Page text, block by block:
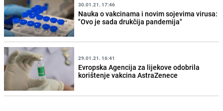
30.01.21. 17:46
Nauka o vakcinama i novim sojevima virusa:
"Ovo je sada drukčija pandemija"
29.01.21. 16:41
Evropska Agencija za lijekove odobrila
korištenje vakcina AstraZenece